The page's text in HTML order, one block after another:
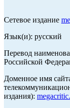
Сетевое издание
Язык(и): русский
Перевод
Российской
Доменное имя
издания):